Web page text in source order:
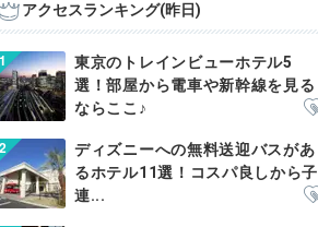
アクセスランキング(昨日)
東京のトレインビューホテル5
選！部屋から電車や新幹線を見る
ならここ♪
ディズニーへの無料送迎バスがあ
るホテル11選！コスパ良しから子
連...